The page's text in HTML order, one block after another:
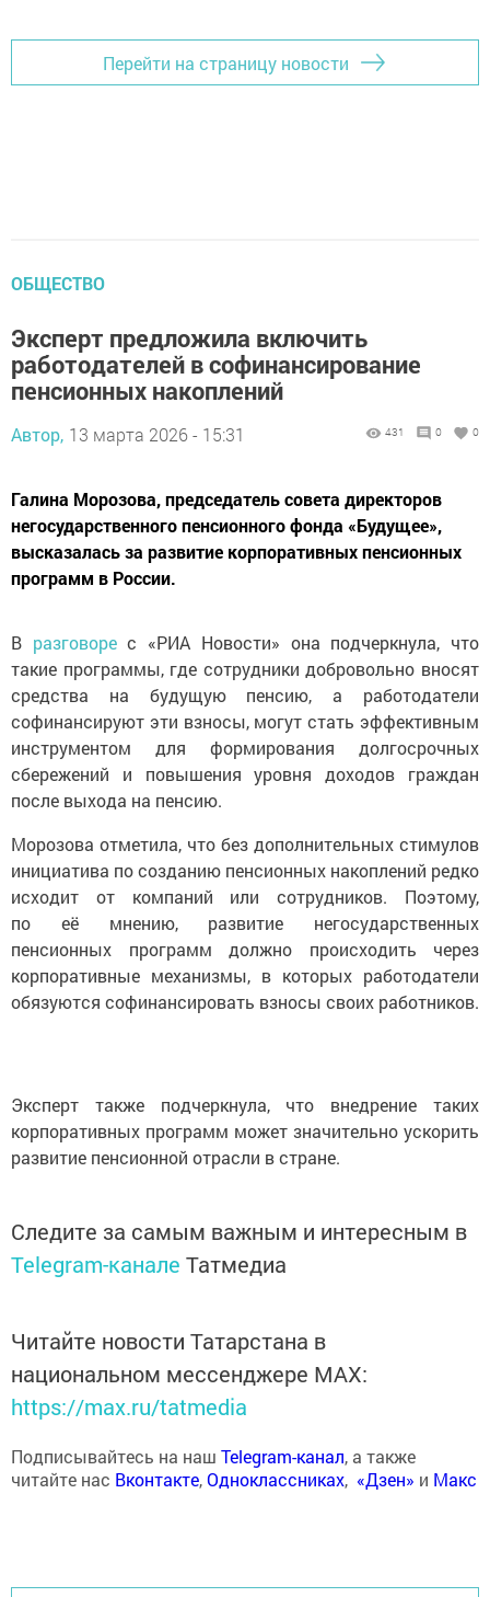
Перейти на страницу новости
ОБЩЕСТВО
Эксперт предложила включить
работодателей в софинансирование
пенсионных накоплений
Автор, 13 марта 2026 - 15:31 431 0 0
Галина Морозова, председатель совета директоров
негосударственного пенсионного фонда «Будущее»,
высказалась за развитие корпоративных пенсионных
программ в России.
В разговорес «РИА Новости» она подчеркнула, что
такие программы, где сотрудники добровольно вносят
средства на будущую пенсию, а работодатели
софинансируют эти взносы, могут стать эффективным
инструментом для формирования долгосрочных
сбережений и повышения уровня доходов граждан
после выхода на пенсию.
Морозова отметила, что без дополнительных стимулов
инициатива по созданию пенсионных накоплений редко
исходит от компаний или сотрудников. Поэтому,
по её мнению, развитие негосударственных
пенсионных программ должно происходить через
корпоративные механизмы, в которых работодатели
обязуются софинансировать взносы своих работников.
Эксперт также подчеркнула, что внедрение таких
корпоративных программ может значительно ускорить
развитие пенсионной отрасли в стране.
Следите за самым важным и интересным в
Telegram-канале Татмедиа
Читайте новости Татарстана в
национальном мессенджере MАХ:
https://max.ru/tatmedia
Подписывайтесь на наш Telegram-канал, а также
читайте нас Вконтакте,Одноклассниках, «Дзен» и Макс